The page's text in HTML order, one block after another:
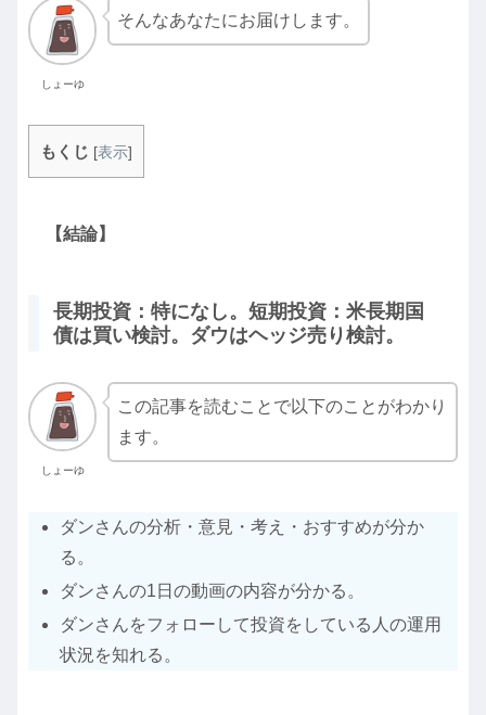
しょーゆ
そんなあなたにお届けします。
もくじ [表示]
【結論】
長期投資：特になし。短期投資：米長期国
債は買い検討。ダウはヘッジ売り検討。
しょーゆ
この記事を読むことで以下のことがわかり
ます。
ダンさんの分析・意見・考え・おすすめが分か
る。
ダンさんの1日の動画の内容が分かる。
ダンさんをフォローして投資をしている人の運用
状況を知れる。